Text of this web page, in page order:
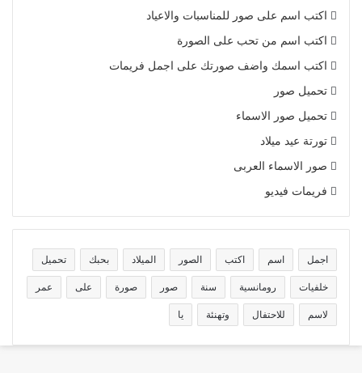
اكتب اسم على صور للمناسبات والاعياد
اكتب اسم من تحب على الصورة
اكتب اسمك واضف صورتك على اجمل فريمات
تحميل صور
تحميل صور الاسماء
تورتة عيد ميلاد
صور الاسماء العربى
فريمات فيديو
اجمل اسم اكتب الصور الميلاد بحبك تحميل
خلفيات رومانسية سنة صور صورة على عمر
لاسم للاحتفال وتهنئة يا